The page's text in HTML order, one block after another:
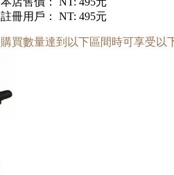
註冊用戶：NT: 495元
購買數量達到以下區間時可享受以